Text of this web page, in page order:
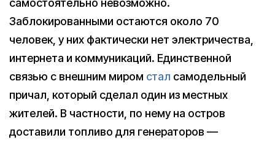
самостоятельно невозможно.
Заблокированными остаются около 70
человек, у них фактически нет электричества,
интернета и коммуникаций. Единственной
связью с внешним миром стал самодельный
причал, который сделал один из местных
жителей. В частности, по нему на остров
доставили топливо для генераторов —